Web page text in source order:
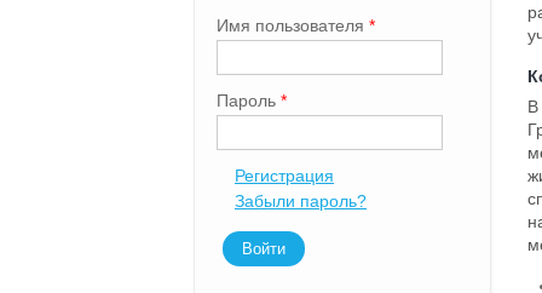
В
Имя пользователя *
Пароль *
Регистрация
Забыли пароль?